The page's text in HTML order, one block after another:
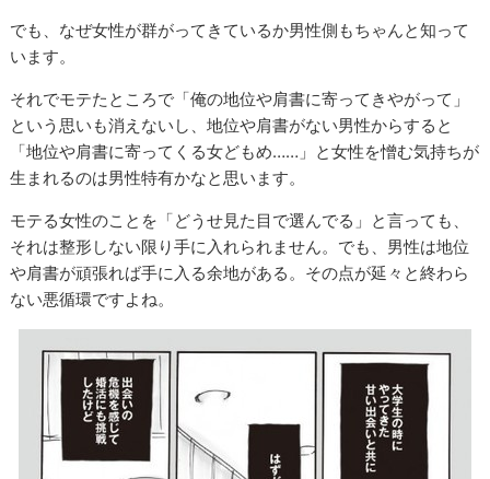
でも、なぜ女性が群がってきているか男性側もちゃんと知って
います。
それでモテたところで「俺の地位や肩書に寄ってきやがって」
という思いも消えないし、地位や肩書がない男性からすると
「地位や肩書に寄ってくる女どもめ……」と女性を憎む気持ちが
生まれるのは男性特有かなと思います。
モテる女性のことを「どうせ見た目で選んでる」と言っても、
それは整形しない限り手に入れられません。でも、男性は地位
や肩書が頑張れば手に入る余地がある。その点が延々と終わら
ない悪循環ですよね。